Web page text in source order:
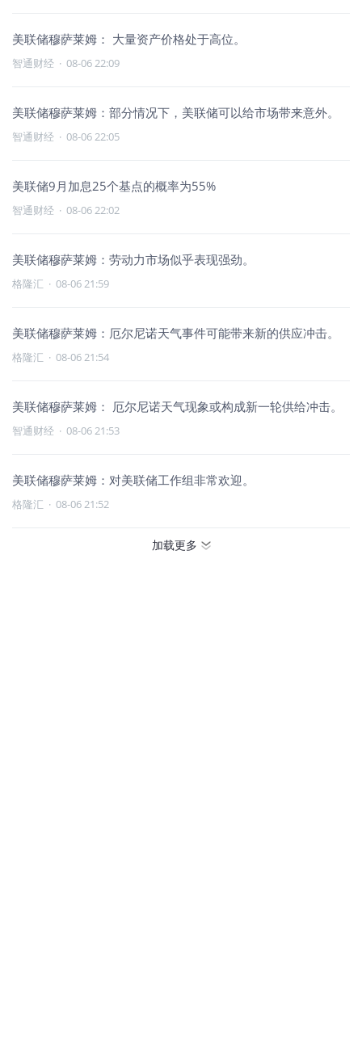
美联储穆萨莱姆： 大量资产价格处于高位。
智通财经 · 08-06 22:09
美联储穆萨莱姆：部分情况下，美联储可以给市场带来意外。
智通财经 · 08-06 22:05
美联储9月加息25个基点的概率为55%
智通财经 · 08-06 22:02
美联储穆萨莱姆：劳动力市场似乎表现强劲。
格隆汇 · 08-06 21:59
美联储穆萨莱姆：厄尔尼诺天气事件可能带来新的供应冲击。
格隆汇 · 08-06 21:54
美联储穆萨莱姆： 厄尔尼诺天气现象或构成新一轮供给冲击。
智通财经 · 08-06 21:53
美联储穆萨莱姆：对美联储工作组非常欢迎。
格隆汇 · 08-06 21:52
加载更多